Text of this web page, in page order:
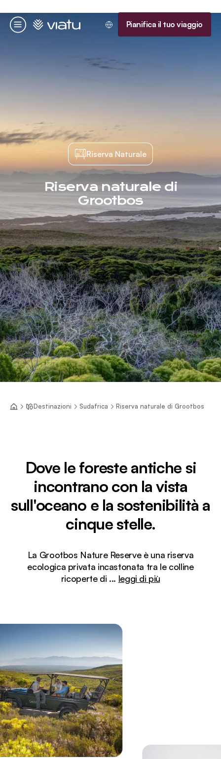
Menu
Homepage Pianifica il tuo viaggio
Riserva Naturale
Riserva naturale di
Grootbos
Destinazioni Sudafrica Riserva naturale di Grootbos
Dove le foreste antiche si
incontrano con la vista
sull'oceano e la sostenibilità a
cinque stelle.
La Grootbos Nature Reserve è una riserva
ecologica privata incastonata tra le colline
ricoperte di ... leggi di più